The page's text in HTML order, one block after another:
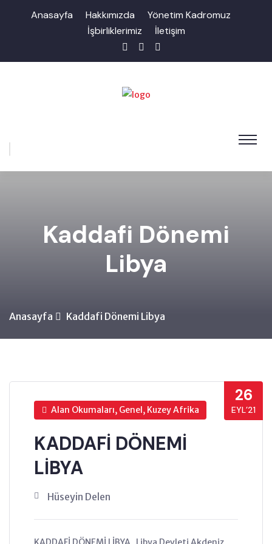
Anasayfa Hakkımızda
Yönetim Kadromuz
İşbirliklerimiz
İletişim
Kaddafi Dönemi
Libya
Anasayfa Kaddafi Dönemi Libya
26
EYL’21
Alan Okumaları, Genel, Kuzey Afrika
KADDAFİ DÖNEMİ
LİBYA
Hüseyin Delen